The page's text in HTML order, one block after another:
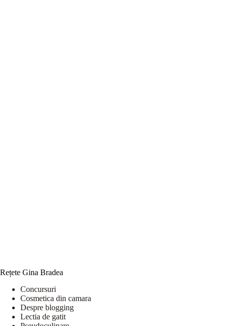
Rețete Gina Bradea
Concursuri
Cosmetica din camara
Despre blogging
Lectia de gatit